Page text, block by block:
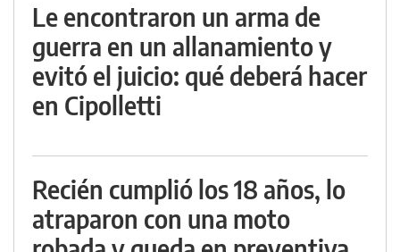
Le encontraron un arma de
guerra en un allanamiento y
evitó el juicio: qué deberá hacer
en Cipolletti
Recién cumplió los 18 años, lo
atraparon con una moto